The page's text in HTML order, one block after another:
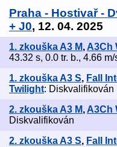
Praha - Hostivař -
+ J0, 12. 04. 2025
1. zkouška A3 M, A3Ch
43.32 s, 0.0 tr. b., 4.66 m/
1. zkouška A3 S, Fall
Twilight: Diskvalifikován
2. zkouška A3 M, A3Ch
Diskvalifikován
2. zkouška A3 S, Fall